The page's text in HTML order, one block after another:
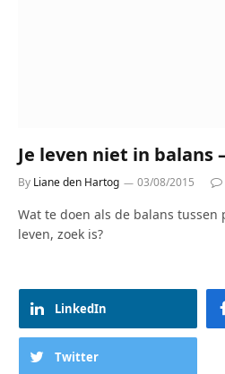
Je leven niet in balans
By Liane den Hartog 03/08/2015
Wat te doen als de balans
leven, zoek is?
LinkedIn
Twitter